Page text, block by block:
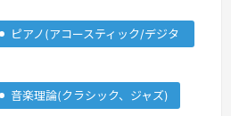
器や声楽で音楽高校や大学を志望す
開される方、シニアになって一からピ
ノに触れる方、様々な生徒さんにレッ
ピアノ(アコースティック/デジタ
音楽理論(クラシック、ジャズ)